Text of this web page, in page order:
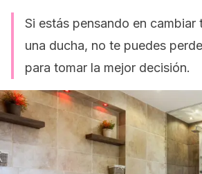
Si estás pensando en cambiar
una ducha, no te puedes
para tomar la mejor decisión.